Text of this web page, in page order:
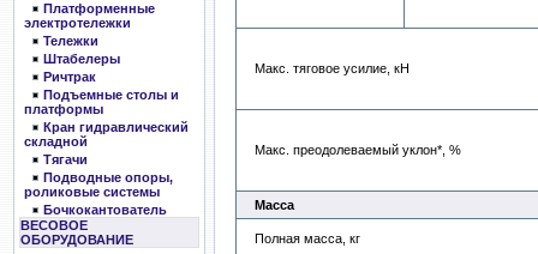
Платформенные
электротележки
Тележки
Штабелеры
Ричтрак
Подъемные столы и
платформы
Кран гидравлический
складной
Тягачи
Подводные опоры,
роликовые системы
Бочкокантователь
ВЕСОВОЕ
ОБОРУДОВАНИЕ
Макс. тяговое усилие, кН
Макс. преодолеваемый уклон*, %
Масса
Полная масса, кг